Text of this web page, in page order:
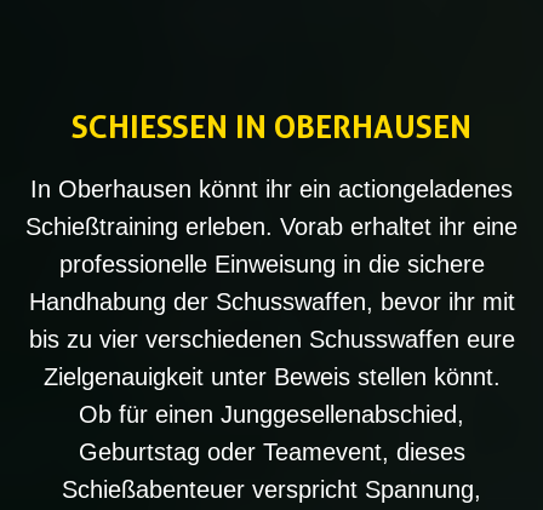
SCHIESSEN IN OBERHAUSEN
In Oberhausen könnt ihr ein actiongeladenes
Schießtraining erleben. Vorab erhaltet ihr eine
professionelle Einweisung in die sichere
Handhabung der Schusswaffen, bevor ihr mit
bis zu vier verschiedenen Schusswaffen eure
Zielgenauigkeit unter Beweis stellen könnt.
Ob für einen Junggesellenabschied,
Geburtstag oder Teamevent, dieses
Schießabenteuer verspricht Spannung,